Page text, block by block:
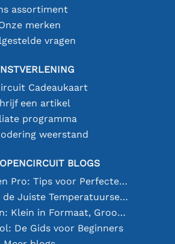
assortiment
merken
vragen
Cadeaukaart
een artikel
programma
weerstand
BLOGS
Solderen als een Pro: Tips voor Perfecte Elektronische Verbindingen
Het Kiezen van de Juiste Temperatuursensor [youtube]
18650 Batterijen: Klein in Formaat, Groot in Prestatie
De Gids voor Beginners